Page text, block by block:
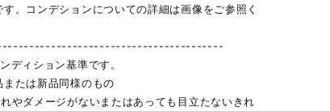
。コンデションについての詳細は画像をご参照く
ディション基準です。
または新品同様のもの
れやダメージがないまたはあっても目立たないきれ